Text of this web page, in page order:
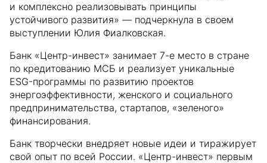
и комплексно реализовывать принципы
устойчивого развития» — подчеркнула в своем
выступлении Юлия Фиалковская.
Банк «Центр-инвест» занимает 7-е место в стране
по кредитованию МСБ и реализует уникальные
ESG-программы по развитию проектов
энергоэффективности, женского и социального
предпринимательства, стартапов, «зеленого»
финансирования.
Банк творчески внедряет новые идеи и тиражирует
свой опыт по всей России. «Центр-инвест» первым